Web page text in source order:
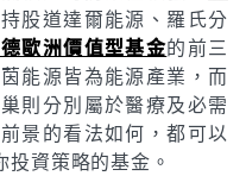
股道達爾能源、羅氏分
歐洲價值型基金的前三
能源皆為能源產業，而
則分別屬於醫療及必需
景的看法如何，都可以
資策略的基金。